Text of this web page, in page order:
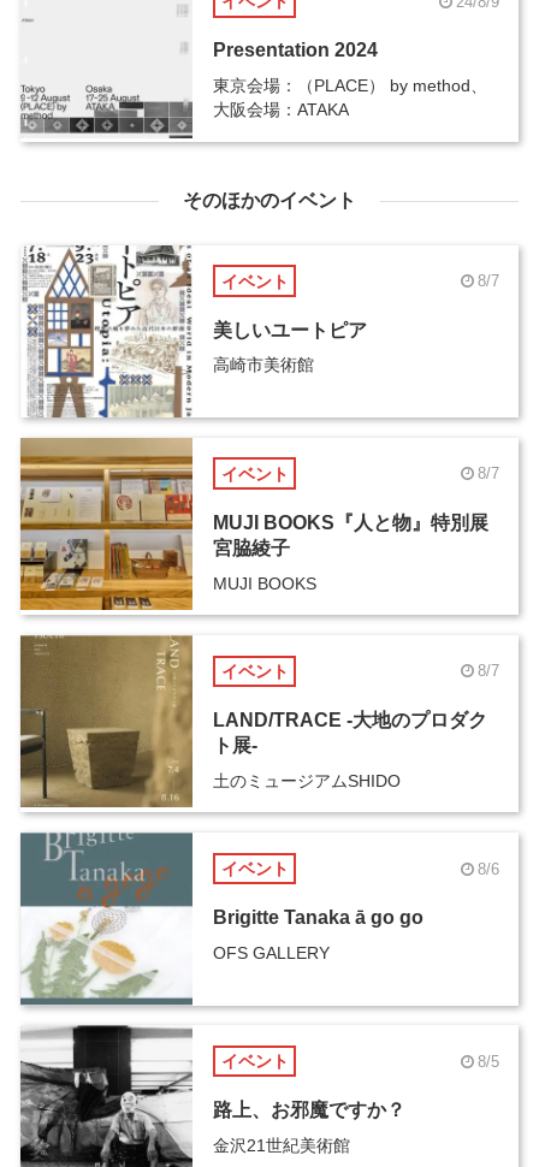
Presentation 2024
東京会場：（PLACE） by method、
大阪会場：ATAKA
そのほかのイベント
イベント 8/7
美しいユートピア
高崎市美術館
イベント 8/7
MUJI BOOKS『人と物』特別展
宮脇綾子
MUJI BOOKS
イベント 8/7
LAND/TRACE -大地のプロダク
ト展-
土のミュージアムSHIDO
イベント 8/6
Brigitte Tanaka ā go go
OFS GALLERY
イベント 8/5
路上、お邪魔ですか？
金沢21世紀美術館